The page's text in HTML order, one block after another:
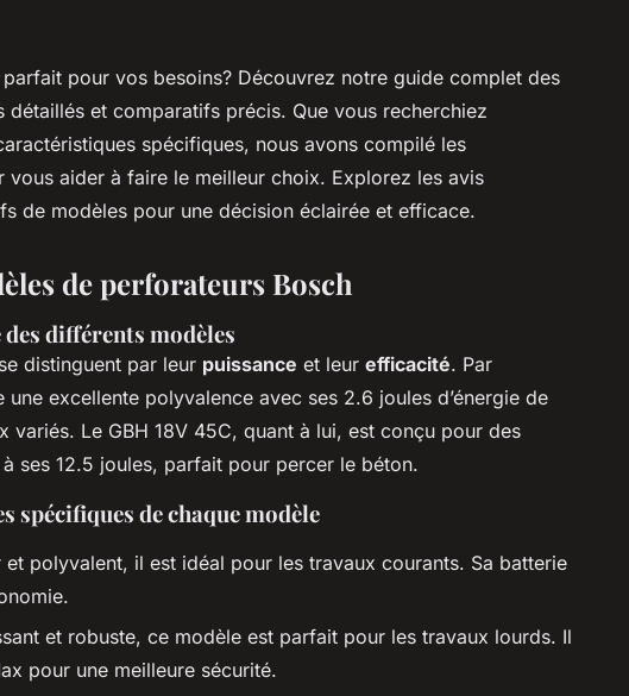
pour vos besoins? Découvrez notre guide complet des
détaillés et comparatifs précis. Que vous recherchiez
spécifiques, nous avons compilé les
vous aider à faire le meilleur choix. Explorez les avis
de modèles pour une décision éclairée et efficace.
de perforateurs Bosch
différents modèles
distinguent par leur puissance et leur efficacité. Par
excellente polyvalence avec ses 2.6 joules d’énergie de
variés. Le GBH 18V 45C, quant à lui, est conçu pour des
ses 12.5 joules, parfait pour percer le béton.
spécifiques de chaque modèle
et polyvalent, il est idéal pour les travaux courants. Sa batterie
et robuste, ce modèle est parfait pour les travaux lourds. Il
pour une meilleure sécurité.